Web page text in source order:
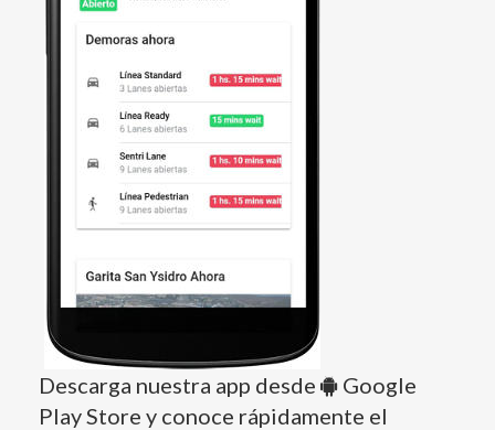
Descarga nuestra app desde
Google
Play Store y conoce rápidamente el